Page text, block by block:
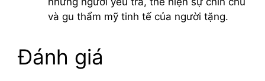
và gu thẩm mỹ tinh tế của người tặng.
Đánh giá